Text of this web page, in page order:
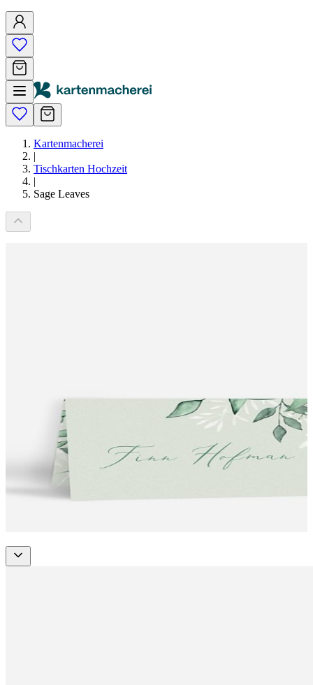
Kartenmacherei
|
Tischkarten Hochzeit
|
Sage Leaves